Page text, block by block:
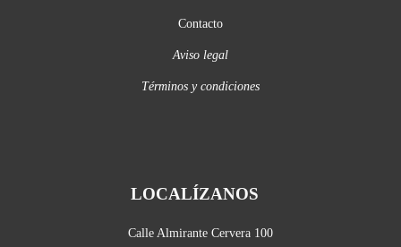
Contacto
Aviso legal
Términos y condiciones
LOCALÍZANOS
Calle Almirante Cervera 100